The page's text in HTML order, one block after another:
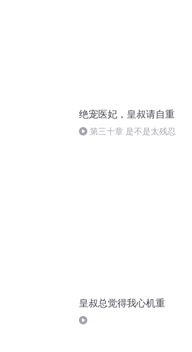
绝宠医妃，皇叔请自重
第三十章 是不是太残忍
皇叔总觉得我心机重